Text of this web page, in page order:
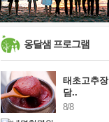
못된 꼰대들
거울 속의 나
희망이란
'모른다'는 것
옹달샘 프로그램
태초고추장
담..
8/8